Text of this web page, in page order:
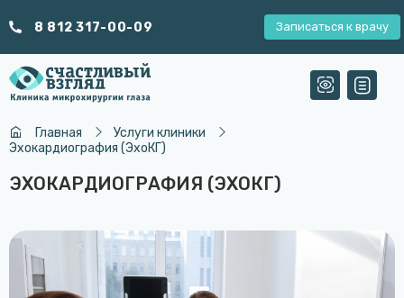
8 812 317-00-09 Записаться к врачу
Главная
Услуги клиники
Эхокардиография (ЭхоКГ)
ЭХОКАРДИОГРАФИЯ (ЭХОКГ)